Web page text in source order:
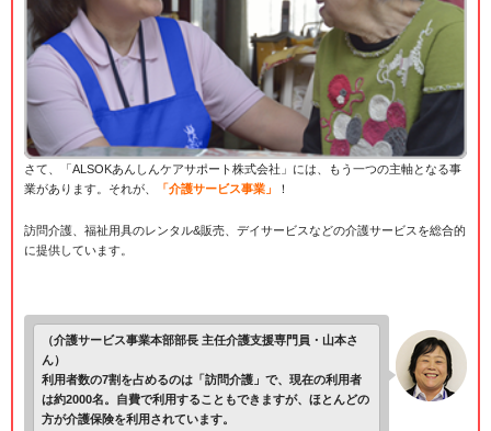
さて、「ALSOKあんしんケアサポート株式会社」には、もう一つの主軸となる事
業があります。それが、
「介護サービス事業」 ！
訪問介護、福祉用具のレンタル&販売、デイサービスなどの介護サービスを総合的
に提供しています。
（介護サービス事業本部部長 主任介護支援専門員・山本さ
ん）
利用者数の7割を占めるのは「訪問介護」で、現在の利用者
は約2000名。自費で利用することもできますが、ほとんどの
方が介護保険を利用されています。